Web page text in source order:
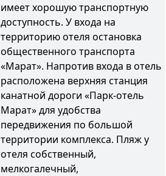
имеет хорошую транспортную
доступность. У входа на
территорию отеля остановка
общественного транспорта
«Марат». Напротив входа в отель
расположена верхняя станция
канатной дороги «Парк-отель
Марат» для удобства
передвижения по большой
территории комплекса. Пляж у
отеля собственный,
мелкогалечный,